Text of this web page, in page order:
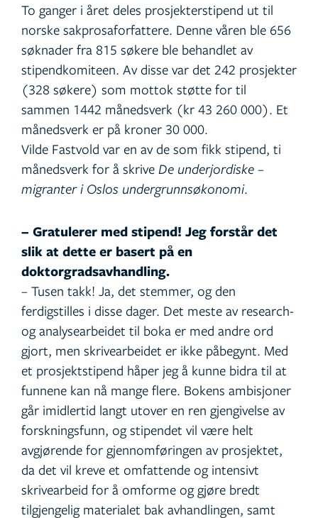
To ganger i året deles prosjekterstipend ut til
norske sakprosaforfattere. Denne våren ble 656
søknader fra 815 søkere ble behandlet av
stipendkomiteen. Av disse var det 242 prosjekter
(328 søkere) som mottok støtte for til
sammen 1442 månedsverk (kr 43 260 000). Et
månedsverk er på kroner 30 000.
Vilde Fastvold var en av de som fikk stipend, ti
månedsverk for å skrive De underjordiske –
migranter i Oslos undergrunnsøkonomi.
– Gratulerer med stipend! Jeg forstår det
slik at dette er basert på en
doktorgradsavhandling.
– Tusen takk! Ja, det stemmer, og den
ferdigstilles i disse dager. Det meste av research-
og analysearbeidet til boka er med andre ord
gjort, men skrivearbeidet er ikke påbegynt. Med
et prosjektstipend håper jeg å kunne bidra til at
funnene kan nå mange flere. Bokens ambisjoner
går imidlertid langt utover en ren gjengivelse av
forskningsfunn, og stipendet vil være helt
avgjørende for gjennomføringen av prosjektet,
da det vil kreve et omfattende og intensivt
skrivearbeid for å omforme og gjøre bredt
tilgjengelig materialet bak avhandlingen, samt